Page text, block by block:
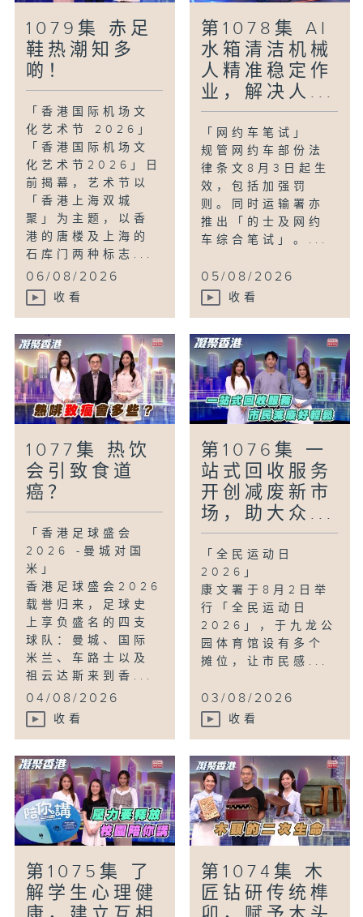
特色作物和再生农耕的理念，更会学习香草
扦插繁殖的技巧，体验与大自然互动的乐
趣。
#玩乐好去处#马湾#都市农庄#再生农耕#
扦插繁殖#林泳怡
1079集 赤足
鞋热潮知多
啲！
「香港国际机场文
化艺术节 2026」
「香港国际机场文
化艺术节2026」日
前揭幕，艺术节以
「香港上海双城
聚」为主题，以香
港的唐楼及上海的
石库门两种标志...
06/08/2026
收看
第1078集 AI
水箱清洁机械
人精准稳定作
业，解决人...
「网约车笔试」
规管网约车部份法
律条文8月3日起生
效，包括加强罚
则。同时运输署亦
推出「的士及网约
车综合笔试」。...
05/08/2026
收看
1077集 热饮
会引致食道
癌？
「香港足球盛会
2026 -曼城对国
米」
香港足球盛会2026
载誉归来，足球史
上享负盛名的四支
球队：曼城、国际
米兰、车路士以及
祖云达斯来到香...
04/08/2026
收看
第1076集 一
站式回收服务
开创减废新市
场，助大众...
「全民运动日
2026」
康文署于8月2日举
行「全民运动日
2026」，于九龙公
园体育馆设有多个
摊位，让市民感...
03/08/2026
收看
第1075集 了
解学生心理健
第1074集 木
匠钻研传统榫